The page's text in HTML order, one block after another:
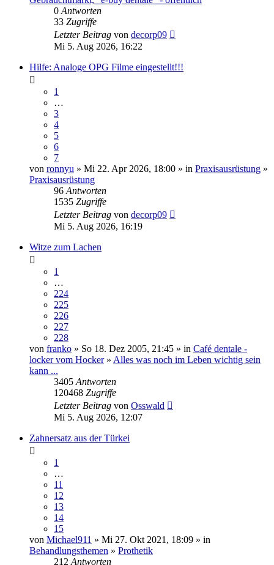
0 Antworten
33 Zugriffe
Letzter Beitrag von decorp09
Mi 5. Aug 2026, 16:22
Hilfe: Analoge OPG Filme eingestellt!!!
1
…
3
4
5
6
7
von ronnyu » Mi 22. Apr 2026, 18:00 » in Praxisausrüstung »
Praxisausrüstung
96 Antworten
1535 Zugriffe
Letzter Beitrag von decorp09
Mi 5. Aug 2026, 16:19
Witze zum Lachen
1
…
224
225
226
227
228
von franko » So 18. Dez 2005, 21:45 » in Café dentale -
locker vom Hocker» Alles was noch im Leben wichtig sein
kann ...
3405 Antworten
120468 Zugriffe
Letzter Beitrag von Osswald
Mi 5. Aug 2026, 12:07
Zahnersatz aus der Türkei
1
…
11
12
13
14
15
von Michael911 » Mi 27. Okt 2021, 18:09 » in
Behandlungsthemen » Prothetik
212 Antworten